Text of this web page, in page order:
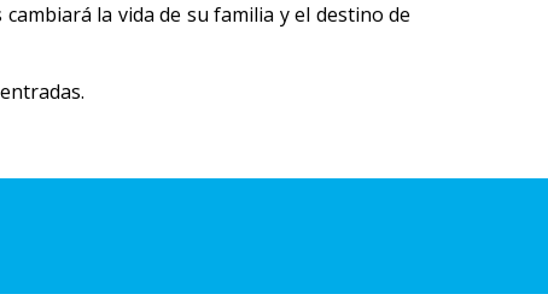
la vida de su familia y el destino de